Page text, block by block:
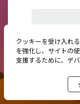
初め
クッキーを受け入れ
を強化し、サイトの
支援するために、デ